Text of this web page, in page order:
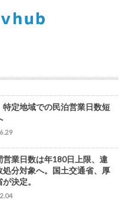
特定地域での民泊営業日数短
営業日数は年180日上限、違
処分対象へ。国土交通省、厚
決定。